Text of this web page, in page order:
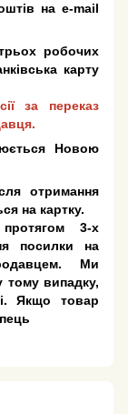
на e-mail
робочих
карту
за переказ
Новою
отримання
на картку.
3-х
посилки на
Ми
тому випадку,
Якщо товар